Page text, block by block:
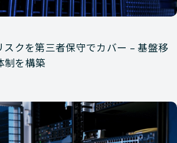
クを第三者保守でカバー – 基盤移
制を構築